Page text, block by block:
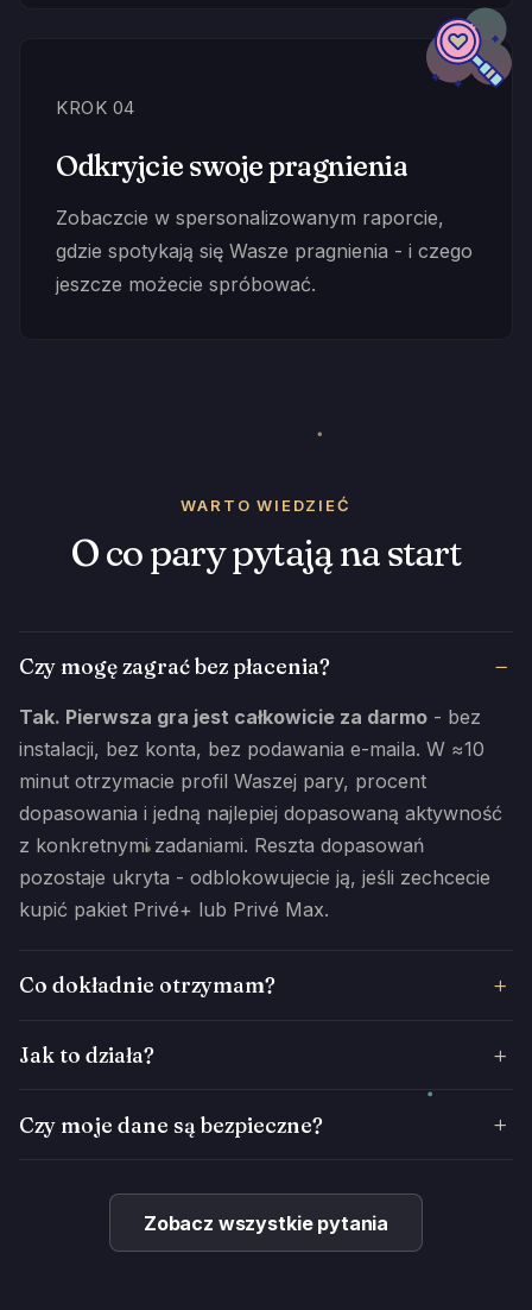
KROK 04
Odkryjcie swoje pragnienia
Zobaczcie w spersonalizowanym raporcie,
gdzie spotykają się Wasze pragnienia - i czego
jeszcze możecie spróbować.
WARTO WIEDZIEĆ
O co pary pytają na start
Czy mogę zagrać bez płacenia?
Tak. Pierwsza gra jest całkowicie za darmo - bez
instalacji, bez konta, bez podawania e-maila. W ≈10
minut otrzymacie profil Waszej pary, procent
dopasowania i jedną najlepiej dopasowaną aktywność
z konkretnymi zadaniami. Reszta dopasowań
pozostaje ukryta - odblokowujecie ją, jeśli zechcecie
kupić pakiet Privé+ lub Privé Max.
Co dokładnie otrzymam?
Jak to działa?
Czy moje dane są bezpieczne?
Zobacz wszystkie pytania